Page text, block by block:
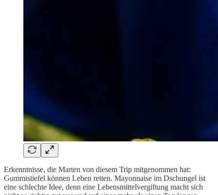
Erkenntnisse, die Marten von diesem Trip mitgenommen hat:
Gummistiefel können Leben retten. Mayonnaise im Dschungel ist
eine schlechte Idee, denn eine Lebensmittelvergiftung macht sich